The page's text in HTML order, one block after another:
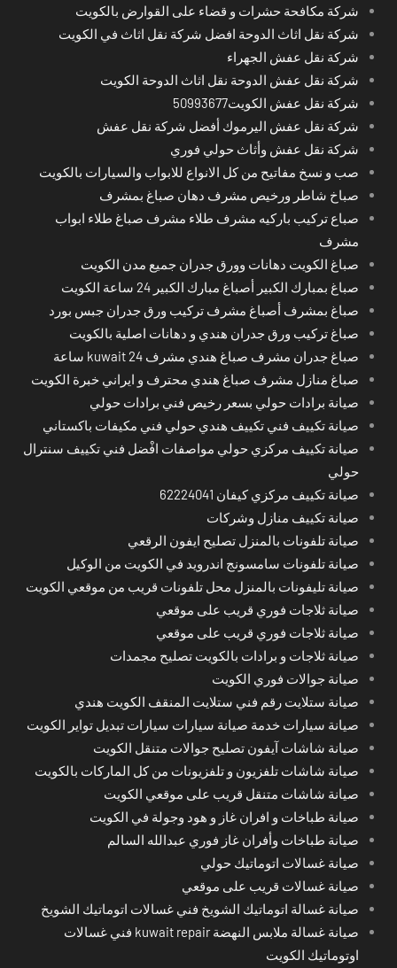
شركة مكافحة حشرات و قضاء على القوارض بالكويت
شركة نقل اثاث الدوحة افضل شركة نقل اثاث في الكويت
شركة نقل عفش الجهراء
شركة نقل عفش الدوحة نقل اثاث الدوحة الكويت
شركة نقل عفش الكويت50993677
شركة نقل عفش اليرموك أفضل شركة نقل عفش
شركة نقل عفش وأثاث حولي فوري
صب و نسخ مفاتيح من كل الانواع للابواب والسيارات بالكويت
صباخ شاطر ورخيص مشرف دهان صباغ بمشرف
صباع تركيب باركيه مشرف طلاء مشرف صباغ طلاء ابواب
مشرف
صباغ الكويت دهانات وورق جدران جميع مدن الكويت
صباغ بمبارك الكبير أصباغ مبارك الكبير 24 ساعة الكويت
صباغ بمشرف أصباغ مشرف تركيب ورق جدران جبس بورد
صباغ تركيب ورق جدران هندي و دهانات اصلية بالكويت
صباغ جدران مشرف صباغ هندي مشرف kuwait 24 ساعة
صباغ منازل مشرف صباغ هندي محترف و ايراني خبرة الكويت
صيانة برادات حولي بسعر رخيص فني برادات حولي
صيانة تكييف فني تكييف هندي حولي فني مكيفات باكستاني
صيانة تكييف مركزي حولي مواصفات افْضل فني تكييف سنترال
حولي
صيانة تكييف مركزي كيفان 62224041
صيانة تكييف منازل وشركات
صيانة تلفونات بالمنزل تصليح ايفون الرقعي
صيانة تلفونات سامسونج اندرويد في الكويت من الوكيل
صيانة تليفونات بالمنزل محل تلفونات قريب من موقعي الكويت
صيانة ثلاجات فوري قريب على موقعي
صيانة ثلاجات فوري قريب على موقعي
صيانة ثلاجات و برادات بالكويت تصليح مجمدات
صيانة جوالات فوري الكويت
صيانة ستلايت رقم فني ستلايت المنقف الكويت هندي
صيانة سيارات خدمة صيانة سيارات سيارات تبديل تواير الكويت
صيانة شاشات آيفون تصليح جوالات متنقل الكويت
صيانة شاشات تلفزيون و تلفزيونات من كل الماركات بالكويت
صيانة شاشات متنقل قريب على موقعي الكويت
صيانة طباخات و افران غاز و هود وجولة في الكويت
صيانة طباخات وأفران غاز فوري عبدالله السالم
صيانة غسالات اتوماتيك حولي
صيانة غسالات قريب على موقعي
صيانة غسالة اتوماتيك الشويخ فني غسالات اتوماتيك الشويخ
صيانة غسالة ملابس النهضة kuwait repair فني غسالات
اوتوماتيك الكويت